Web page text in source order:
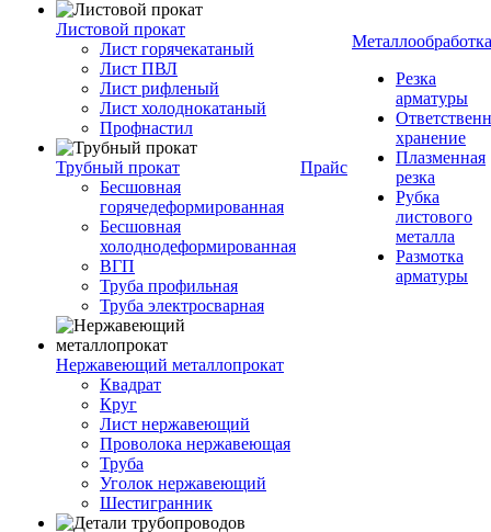
Листовой прокат
Лист горячекатаный
Лист ПВЛ
Лист рифленый
Лист холоднокатаный
Профнастил
Трубный прокат
Бесшовная
горячедеформированная
Бесшовная
холоднодеформированная
ВГП
Труба профильная
Труба электросварная
Нержавеющий металлопрокат
Квадрат
Круг
Лист нержавеющий
Проволока нержавеющая
Труба
Уголок нержавеющий
Шестигранник
Прайс
Металлообработка
Резка
арматуры
хранение
Плазменная
резка
Рубка
листового
металла
Размотка
арматуры